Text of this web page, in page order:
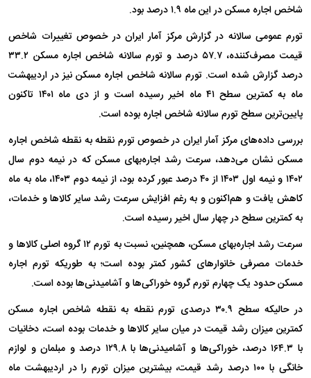
شاخص اجاره مسکن در این ماه ۱.۹ درصد بود.
تورم عمومی سالانه در گزارش مرکز آمار ایران در خصوص تغییرات شاخص
قیمت مصرف‌کننده، ۵۷.۷ درصد و تورم سالانه شاخص اجاره مسکن ۳۳.۲
درصد گزارش شده است. تورم سالانه شاخص اجاره مسکن نیز در اردیبهشت
ماه به کمترین سطح ۴۱ ماه اخیر رسیده است و از دی ماه ۱۴۰۱ تاکنون
پایین‌ترین سطح تورم سالانه شاخص اجاره بوده است.
بررسی داده‌های مرکز آمار ایران در خصوص تورم نقطه به نقطه شاخص اجاره
مسکن نشان می‌دهد، سرعت رشد اجاره‌بهای مسکن که در نیمه دوم سال
۱۴۰۲ و نیمه اول ۱۴۰۳ از ۴۰ درصد عبور کرده بود، از نیمه دوم ۱۴۰۳، ماه به ماه
کاهش یافت و هم‌اکنون و به رغم افزایش سرعت رشد سایر کالا‌ها و خدمات،
به کمترین سطح در چهار سال اخیر رسیده است.
سرعت رشد اجاره‌بهای مسکن، همچنین، نسبت به تورم ۱۲ گروه اصلی کالا‌ها و
خدمات مصرفی خانوار‌های کشور کمتر بوده است؛ به طوریکه تورم اجاره
مسکن حدود یک چهارم تورم گروه خوراکی‌ها و آشامیدنی‌ها بوده است.
در حالیکه سطح ۳۰.۹ درصدی تورم نقطه به نقطه شاخص اجاره مسکن
کمترین میزان رشد قیمت در میان سایر کالا‌ها و خدمات بوده است، دخانیات
با ۱۶۴.۳ درصد، خوراکی‌ها و آشامیدنی‌ها با ۱۲۹.۸ درصد و مبلمان و لوازم
خانگی با ۱۰۰ درصد رشد قیمت، بیشترین میزان تورم را در اردیبهشت ماه